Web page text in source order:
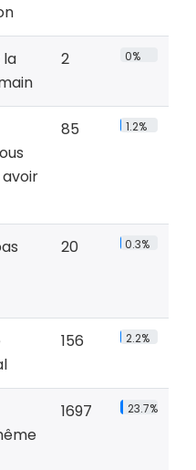
la
2 0%
85 1.2%
20 0.3%
156 2.2%
1697 23.7%